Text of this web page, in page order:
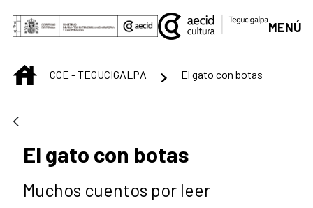
Saltar al contenido principal
MENÚ
INICIOCCE - TEGUCIGALPA El gato con botas
El gato con botas
Muchos cuentos por leer